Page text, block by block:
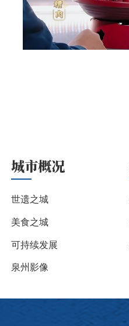
城市概况
世遗之城
美食之城
可持续发展
泉州影像